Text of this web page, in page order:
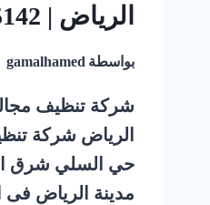
الرياض | 0548145142
بواسطة gamalhamed
شركة تنظيف
الرياض شركة
حي السلي شرق
مدينة الرياض فى